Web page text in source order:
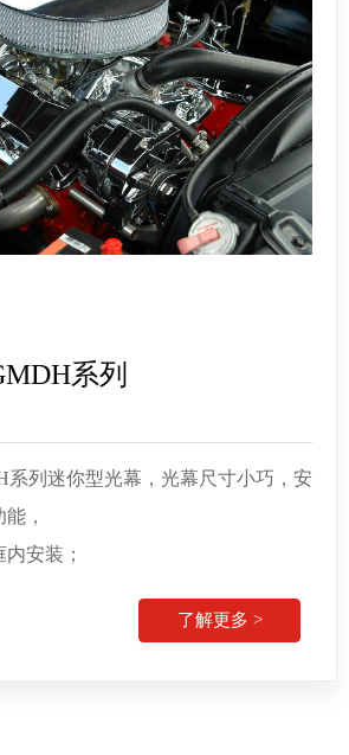
系列
系列迷你型光幕，光幕尺寸小巧，安
，
安装；
了解更多 >